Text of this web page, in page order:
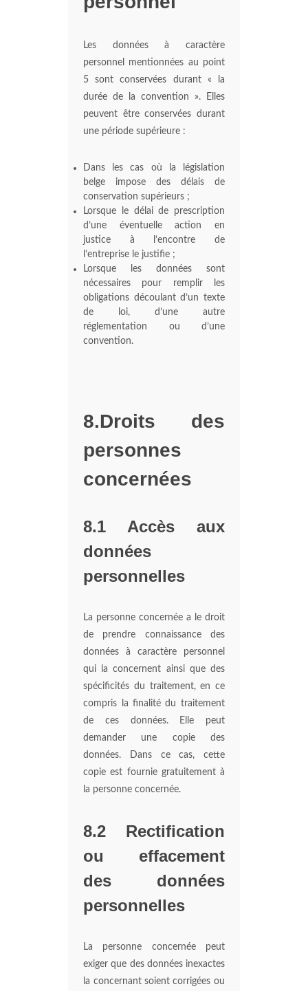
Les données à caractère
personnel mentionnées au point
5 sont conservées durant « la
durée de la convention ». Elles
peuvent être conservées durant
une période supérieure :
Dans les cas où la législation
belge impose des délais de
conservation supérieurs ;
Lorsque le délai de prescription
d’une éventuelle action en
justice à l’encontre de
l’entreprise le justifie ;
Lorsque les données sont
nécessaires pour remplir les
obligations découlant d’un texte
de loi, d’une autre
réglementation ou d’une
convention.
8.Droits des
personnes
concernées
8.1 Accès aux
données
personnelles
La personne concernée a le droit
de prendre connaissance des
données à caractère personnel
qui la concernent ainsi que des
spécificités du traitement, en ce
compris la finalité du traitement
de ces données. Elle peut
demander une copie des
données. Dans ce cas, cette
copie est fournie gratuitement à
la personne concernée.
8.2 Rectification
ou effacement
des données
personnelles
La personne concernée peut
exiger que des données inexactes
la concernant soient corrigées ou